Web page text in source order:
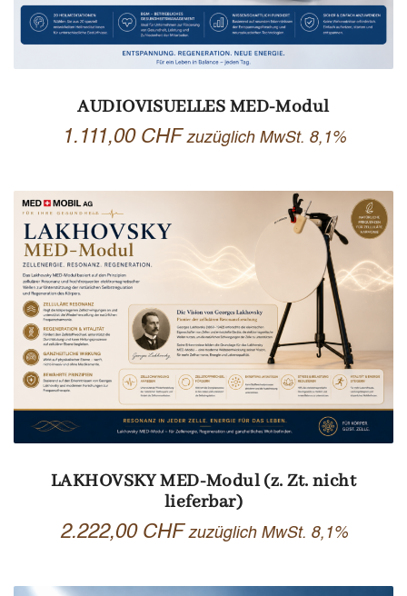
AUDIOVISUELLES MED-Modul
1.111,00 CHF zuzüglich MwSt. 8,1%
LAKHOVSKY MED-Modul (z. Zt. nicht
lieferbar)
2.222,00 CHF zuzüglich MwSt. 8,1%